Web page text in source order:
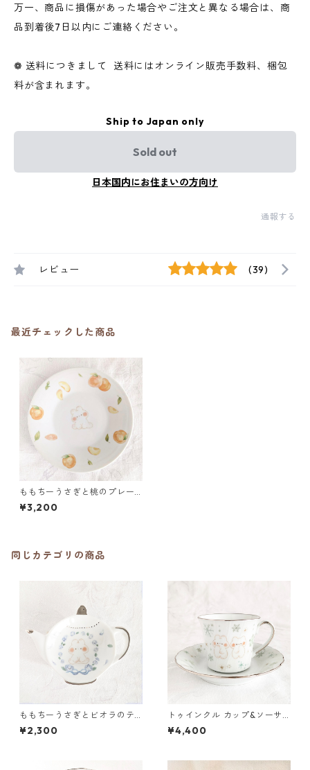
万一、商品に損傷があった場合やご注文と異なる場合は、商
品到着後7日以内にご連絡ください。
❁ 送料につきまして 送料にはオンライン販売手数料、梱包
料が含まれます。
Ship to Japan only
Sold out
日本国内にお住まいの方向け
通報する
レビュー (39)
最近チェックした商品
ももちーうさぎと桃のプレー
ト
¥3,200
同じカテゴリの商品
ももちーうさぎとビオラのテ
ィーバッグトレイ
¥2,300
トゥインクル カップ&ソーサ
ー
¥4,400